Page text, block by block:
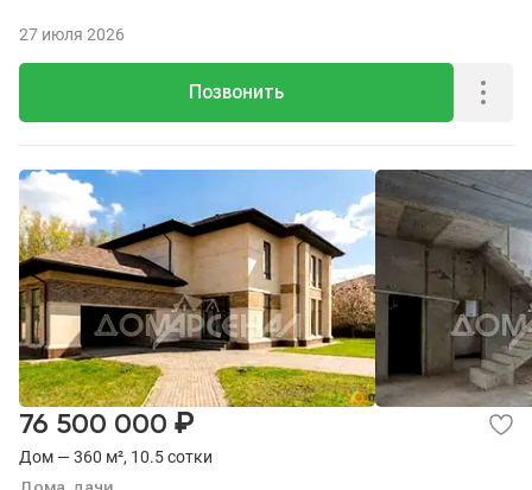
Позвонить
27 июля 2026
Дом — 360 м², 10.5 сотки
76 500 000 ₽